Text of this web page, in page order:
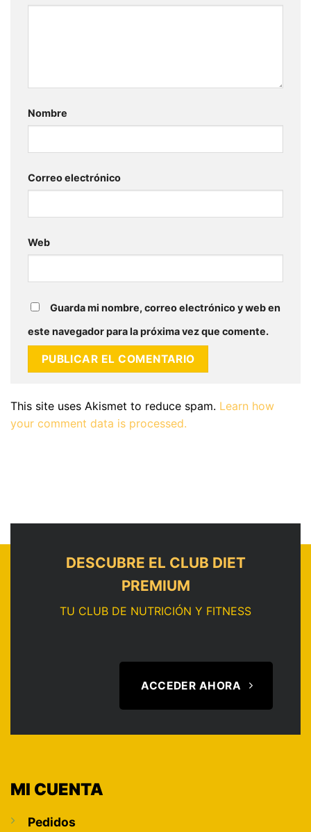
Nombre
Correo electrónico
Web
Guarda mi nombre, correo electrónico y web en
este navegador para la próxima vez que comente.
This site uses Akismet to reduce spam. Learn how
your comment data is processed.
DESCUBRE EL CLUB DIET
PREMIUM
TU CLUB DE NUTRICIÓN Y FITNESS
ACCEDER AHORA
MI CUENTA
Pedidos